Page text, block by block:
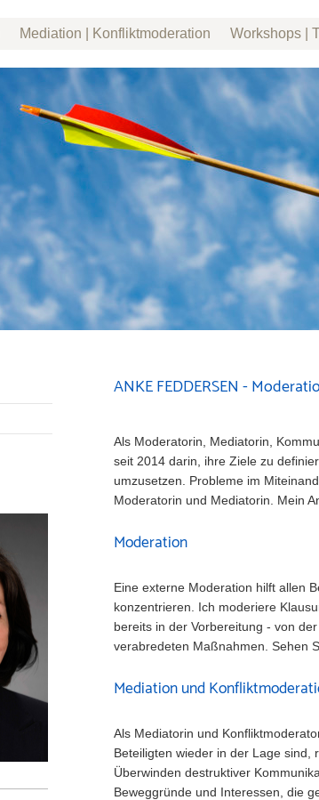
Mediation | Konfliktmoderation Workshops |
ANKE FEDDERSEN -
Als Moderatorin, Mediatorin,
seit 2014 darin, ihre Ziele zu
umzusetzen. Probleme im
Moderatorin und Mediatorin. Mein
Moderation
Eine externe Moderation hilft allen
konzentrieren. Ich moderiere
bereits in der Vorbereitung - von
verabredeten Maßnahmen. Sehen
Mediation und
Als Mediatorin und
Beteiligten wieder in der Lage sind,
Überwinden destruktiver
Beweggründe und Interessen, die